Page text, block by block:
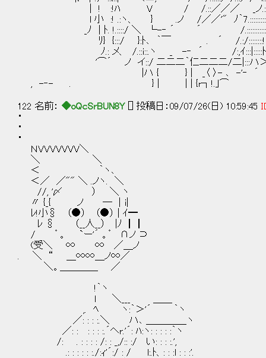
| ! :!ﾊ V / /.::／／／ _ノ
l 小 :! .:ヽ、 } .ノ /／／'" ﾉ｀
_ﾉ | ﾄ. !.::::/ ＼ └-‐ ´ ´ /
ﾘ} {:::/ }:ﾄ､ ｀￣ . ´ /.:/::::::::!:::
ﾉ.: メ、 /.::i::.ヽ _ -‐ ´ /:,ｲ:::|:::::ﾄ､
'⌒´ ノ イ::/ 二二二｀仁二二二/二|:::
|ハ { } | _〈 〉- ､ -'‐
, -‐- . } | | | {r┐!.｣
122 名前： ◆oQcSrBUN8Y [] 投稿日：09/07/26(日) 10:59:45
・
・
・
ＮVVVVVVV＼
＼ ＼
＜ ｀ヽ､
＜／ ／"" ＼ .ノヽ. ＼
//, '〆 ） ＼ ヽ
〃 {_{ ノ ─ │i|
ﾚ!小§ （●） （●） | ｲ━
ﾚ § （__人__） |ﾉ ┃┃
/ ゜。 `ー'´ 。゜ ∩ノ ⊃
(受＼ ∞ ∞ ／＿ノ
. ＼ “ ＿∞∞＿ノ∞／
＼。＿＿＿＿ ／
!｀ヽ
l ＼___ ＿＿
,. ﾍ ヽ:｀＞'´ ｀ヽ
／: : : :.＼ ハ､ ＿＿＿＿_ヽ
／: : : : : :.´ヘr.'´: ﾊ:ヽ: : : : :｀ヽ
/: . : : : : /: : _,/:: :/ い: : : :.',
.: : : : : :./:ｨ'´:/ : / l:.ﾄ、: : :l : : :'.